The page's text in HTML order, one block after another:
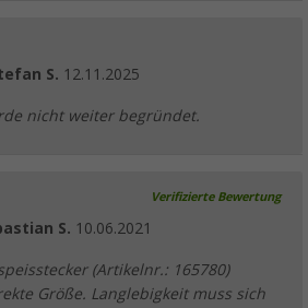
S. 12.11.2025
nicht weiter begründet.
Verifizierte Bewertung
S. 10.06.2021
(Artikelnr.: 165780)
Größe. Langlebigkeit muss sich